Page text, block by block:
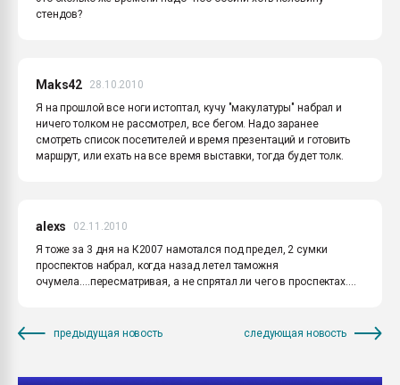
стендов?
Maks42
28.10.2010
Я на прошлой все ноги истоптал, кучу "макулатуры" набрал и
ничего толком не рассмотрел, все бегом. Надо заранее
смотреть список посетителей и время презентаций и готовить
маршрут, или ехать на все время выставки, тогда будет толк.
alexs
02.11.2010
Я тоже за 3 дня на К2007 намотался под предел, 2 сумки
проспектов набрал, когда назад летел таможня
очумела....пересматривая, а не спрятал ли чего в проспектах....
предыдущая новость следующая новость